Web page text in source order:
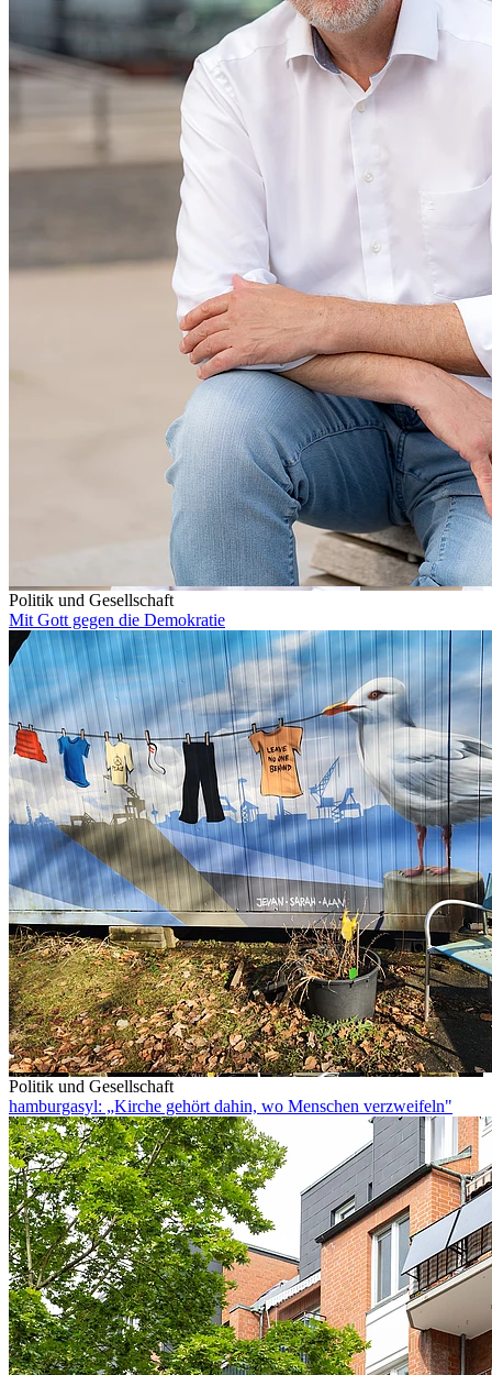
Politik und Gesellschaft
Mit Gott gegen die Demokratie
Politik und Gesellschaft
hamburgasyl: „Kirche gehört dahin, wo Menschen verzweifeln"